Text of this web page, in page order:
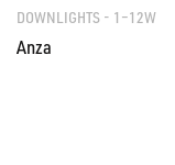
DOWNLIGHTS - 1–12W
Anza